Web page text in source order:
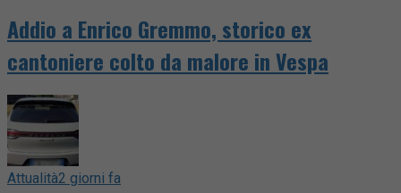
Addio a Enrico Gremmo, storico ex
cantoniere colto da malore in Vespa
Attualità2 giorni fa